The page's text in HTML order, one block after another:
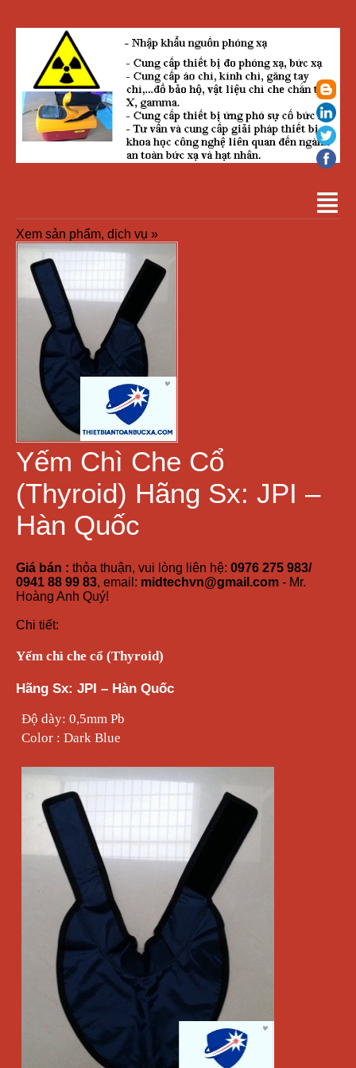
Xem sản phẩm, dịch vụ »
Yếm Chì Che Cổ
(Thyroid) Hãng Sx: JPI –
Hàn Quốc
Giá bán : thỏa thuận, vui lòng liên hệ: 0976 275 983/
0941 88 99 83, email: midtechvn@gmail.com - Mr.
Hoàng Anh Quý!
Chi tiết:
Yếm chì che cổ (Thyroid)
Hãng Sx: JPI – Hàn Quốc
Độ dày: 0,5mm Pb
Color : Dark Blue